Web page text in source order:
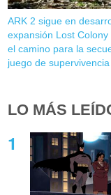
ARK 2 sigue en
expansión Lost Colony
el camino para la
juego de supervivencia
LO MÁS